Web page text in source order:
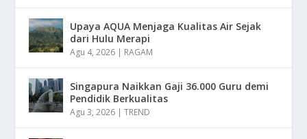
Upaya AQUA Menjaga Kualitas Air Sejak
dari Hulu Merapi
Agu 4, 2026 | RAGAM
Singapura Naikkan Gaji 36.000 Guru demi
Pendidik Berkualitas
Agu 3, 2026 |TREND